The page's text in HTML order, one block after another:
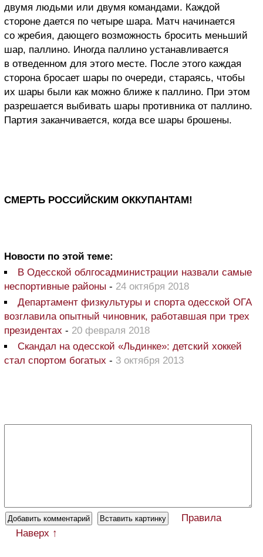
двумя людьми или двумя командами. Каждой
стороне дается по четыре шара. Матч начинается
со жребия, дающего возможность бросить меньший
шар, паллино. Иногда паллино устанавливается
в отведенном для этого месте. После этого каждая
сторона бросает шары по очереди, стараясь, чтобы
их шары были как можно ближе к паллино. При этом
разрешается выбивать шары противника от паллино.
Партия заканчивается, когда все шары брошены.
СМЕРТЬ РОССИЙСКИМ ОККУПАНТАМ!
Новости по этой теме:
В Одесской облгосадминистрации назвали самые
неспортивные районы - 24 октября 2018
Департамент физкультуры и спорта одесской ОГА
возглавила опытный чиновник, работавшая при трех
президентах - 20 февраля 2018
Скандал на одесской «Льдинке»: детский хоккей
стал спортом богатых - 3 октября 2013
Правила
Наверх ↑